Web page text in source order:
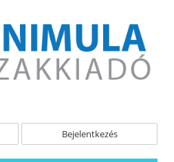
Bejelentkezés